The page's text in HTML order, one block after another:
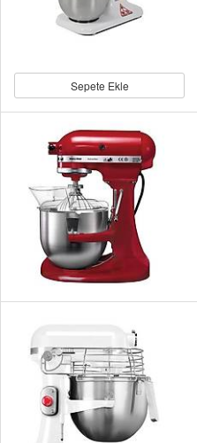
Sepete Ekle